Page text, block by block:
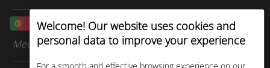
Welcome! Our website uses cookies and
personal data to improve your experience
For a smooth and effective browsing experience on our
Portugal
Meo (TMN)